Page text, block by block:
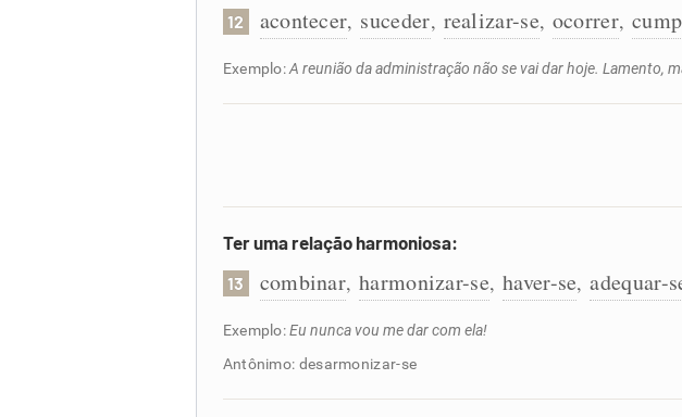
12 acontecer, suceder, realizar-se, ocorrer,
Exemplo:A reunião da administração não se vai dar hoje. Lamento,
Ter uma relação harmoniosa:
13 combinar, harmonizar-se, haver-se, adequar-
Exemplo:Eu nunca vou me dar com ela!
Antônimo: desarmonizar-se